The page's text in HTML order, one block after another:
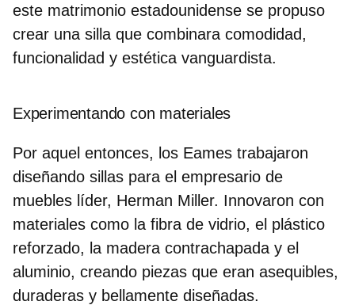
este matrimonio estadounidense se propuso
crear una silla que combinara comodidad,
funcionalidad y estética vanguardista.
Experimentando con materiales
Por aquel entonces, los Eames trabajaron
diseñando sillas para el empresario de
muebles líder, Herman Miller. Innovaron con
materiales como la fibra de vidrio, el plástico
reforzado, la madera contrachapada y el
aluminio, creando piezas que eran asequibles,
duraderas y bellamente diseñadas.